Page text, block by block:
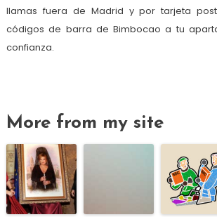
llamas fuera de Madrid y por tarjeta
códigos de barra de Bimbocao a tu
confianza.
More from my site